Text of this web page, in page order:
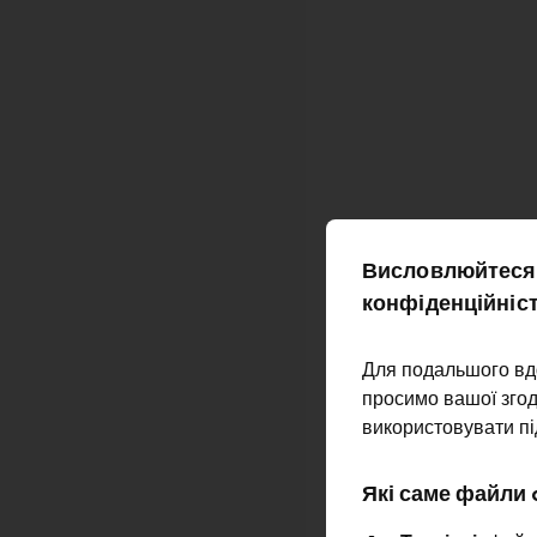
Для подальшого
просимо вашої
використовувати
Які саме файли